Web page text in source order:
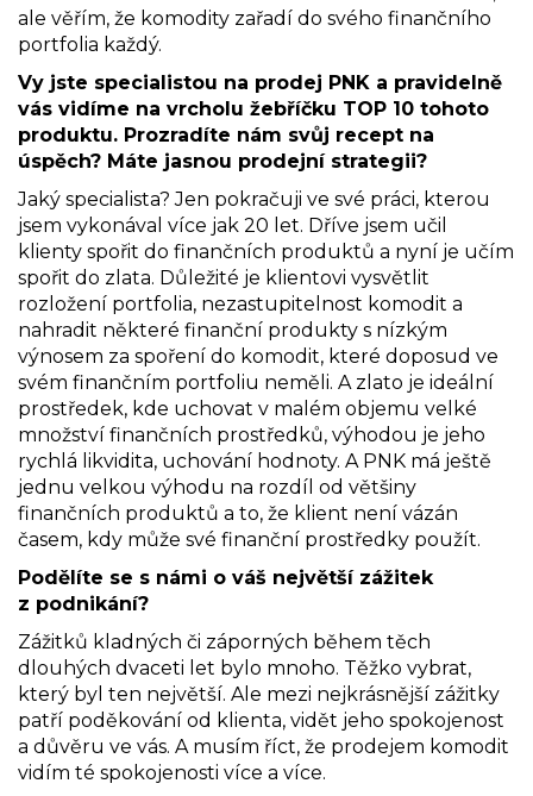
ale věřím, že komodity zařadí do svého finančního
portfolia každý.
Vy jste specialistou na prodej PNK a pravidelně
vás vidíme na vrcholu žebříčku TOP 10 tohoto
produktu. Prozradíte nám svůj recept na
úspěch? Máte jasnou prodejní strategii?
Jaký specialista? Jen pokračuji ve své práci, kterou
jsem vykonával více jak 20 let. Dříve jsem učil
klienty spořit do finančních produktů a nyní je učím
spořit do zlata. Důležité je klientovi vysvětlit
rozložení portfolia, nezastupitelnost komodit a
nahradit některé finanční produkty s nízkým
výnosem za spoření do komodit, které doposud ve
svém finančním portfoliu neměli. A zlato je ideální
prostředek, kde uchovat v malém objemu velké
množství finančních prostředků, výhodou je jeho
rychlá likvidita, uchování hodnoty. A PNK má ještě
jednu velkou výhodu na rozdíl od většiny
finančních produktů a to, že klient není vázán
časem, kdy může své finanční prostředky použít.
Podělíte se s námi o váš největší zážitek
z podnikání?
Zážitků kladných či záporných během těch
dlouhých dvaceti let bylo mnoho. Těžko vybrat,
který byl ten největší. Ale mezi nejkrásnější zážitky
patří poděkování od klienta, vidět jeho spokojenost
a důvěru ve vás. A musím říct, že prodejem komodit
vidím té spokojenosti více a více.